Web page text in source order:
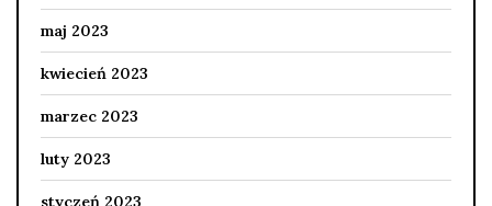
maj 2023
kwiecień 2023
marzec 2023
luty 2023
styczeń 2023